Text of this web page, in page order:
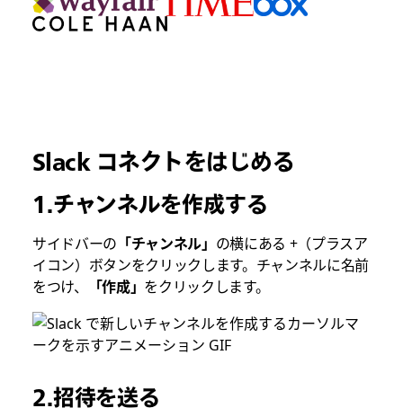
Slack コネクトをはじめる
1.チャンネルを作成する
サイドバーの 「チャンネル」 の横にある +（プラスア
イコン）ボタンをクリックします。チャンネルに名前
をつけ、
「作成」 をクリックします。
2.招待を送る